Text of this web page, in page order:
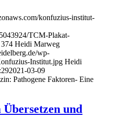
konfuzius-institut-
TCM-Plakat-
374 Heidi Marweg
wp-
Institut.jpg Heidi
2021-03-09
Pathogene Faktoren- Eine
und